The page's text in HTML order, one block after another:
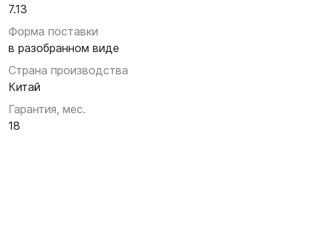
7.13
Форма поставки
в разобранном виде
Страна производства
Китай
Гарантия, мес.
18